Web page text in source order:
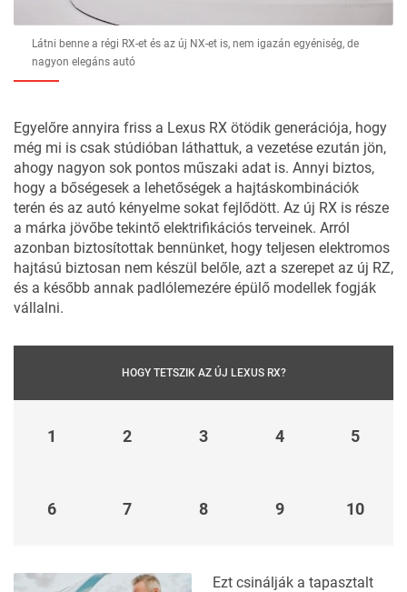
Látni benne a régi RX-et és az új NX-et is, nem igazán egyéniség, de
nagyon elegáns autó
Egyelőre annyira friss a Lexus RX ötödik generációja, hogy
még mi is csak stúdióban láthattuk, a vezetése ezután jön,
ahogy nagyon sok pontos műszaki adat is. Annyi biztos,
hogy a bőségesek a lehetőségek a hajtáskombinációk
terén és az autó kényelme sokat fejlődött. Az új RX is része
a márka jövőbe tekintő elektrifikációs terveinek. Arról
azonban biztosítottak bennünket, hogy teljesen elektromos
hajtású biztosan nem készül belőle, azt a szerepet az új RZ,
és a később annak padlólemezére épülő modellek fogják
vállalni.
HOGY TETSZIK AZ ÚJ LEXUS RX?
1 2 3 4 5
6 7 8 9 10
Ezt csinálják a tapasztalt